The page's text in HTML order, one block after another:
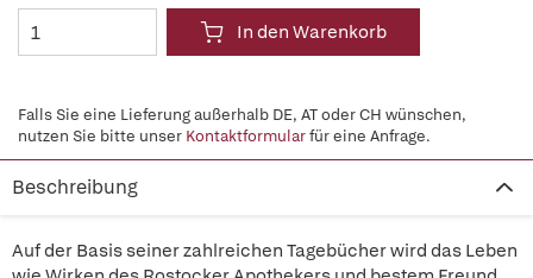
In den Warenkorb
Falls Sie eine Lieferung außerhalb DE, AT oder CH wünschen,
nutzen Sie bitte unser Kontaktformularfür eine Anfrage.
Beschreibung
Auf der Basis seiner zahlreichen Tagebücher wird das Leben